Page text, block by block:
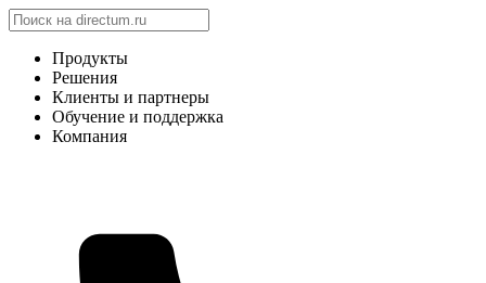
Продукты
Решения
Клиенты и партнеры
Обучение и поддержка
Компания